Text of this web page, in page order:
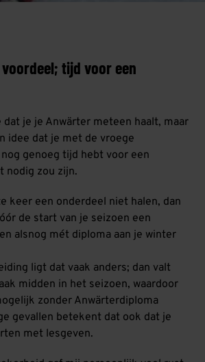
tijd voor een
je je Anwärter meteen haalt, maar
idee dat je met de vroege
genoeg tijd hebt voor een
nodig zou zijn.
keer een onderdeel niet halen, dan
de start van je seizoen een
alsnog mét diploma aan je winter
ligt dat vaak anders; dan valt
midden in het seizoen, waardoor
zonder Anwärterdiploma
gevallen betekent dat ook dat je
met lesgeven.